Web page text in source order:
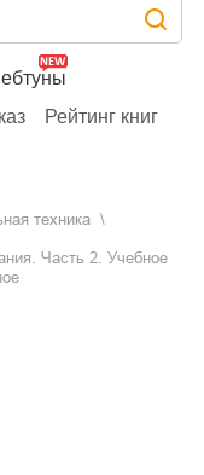
Рейтинг книг
техника
Часть 2. Учебное